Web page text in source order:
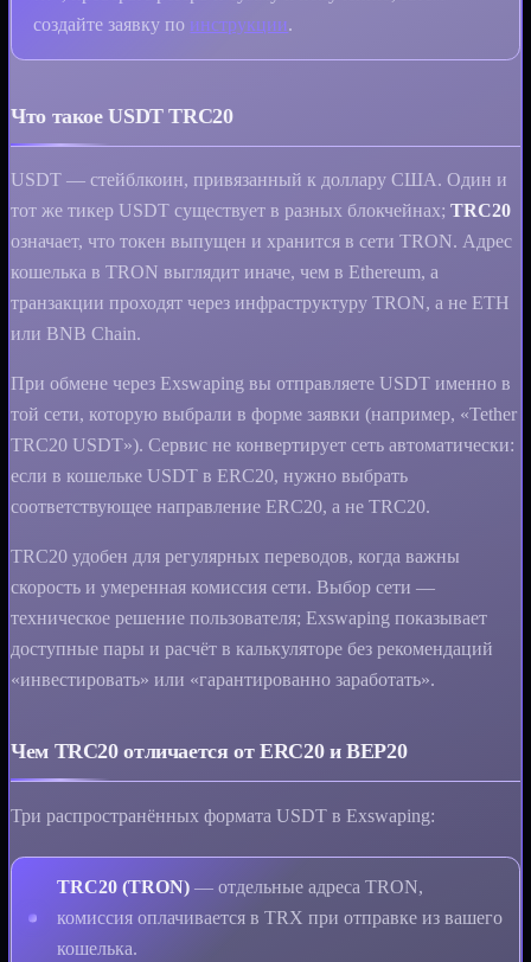
создайте заявку по инструкции.
Что такое USDT TRC20
USDT — стейблкоин, привязанный к доллару США. Один и
тот же тикер USDT существует в разных блокчейнах; TRC20
означает, что токен выпущен и хранится в сети TRON. Адрес
кошелька в TRON выглядит иначе, чем в Ethereum, а
транзакции проходят через инфраструктуру TRON, а не ETH
или BNB Chain.
При обмене через Exswaping вы отправляете USDT именно в
той сети, которую выбрали в форме заявки (например, «Tether
TRC20 USDT»). Сервис не конвертирует сеть автоматически:
если в кошельке USDT в ERC20, нужно выбрать
соответствующее направление ERC20, а не TRC20.
TRC20 удобен для регулярных переводов, когда важны
скорость и умеренная комиссия сети. Выбор сети —
техническое решение пользователя; Exswaping показывает
доступные пары и расчёт в калькуляторе без рекомендаций
«инвестировать» или «гарантированно заработать».
Чем TRC20 отличается от ERC20 и BEP20
Три распространённых формата USDT в Exswaping:
TRC20 (TRON)— отдельные адреса TRON,
комиссия оплачивается в TRX при отправке из вашего
кошелька.